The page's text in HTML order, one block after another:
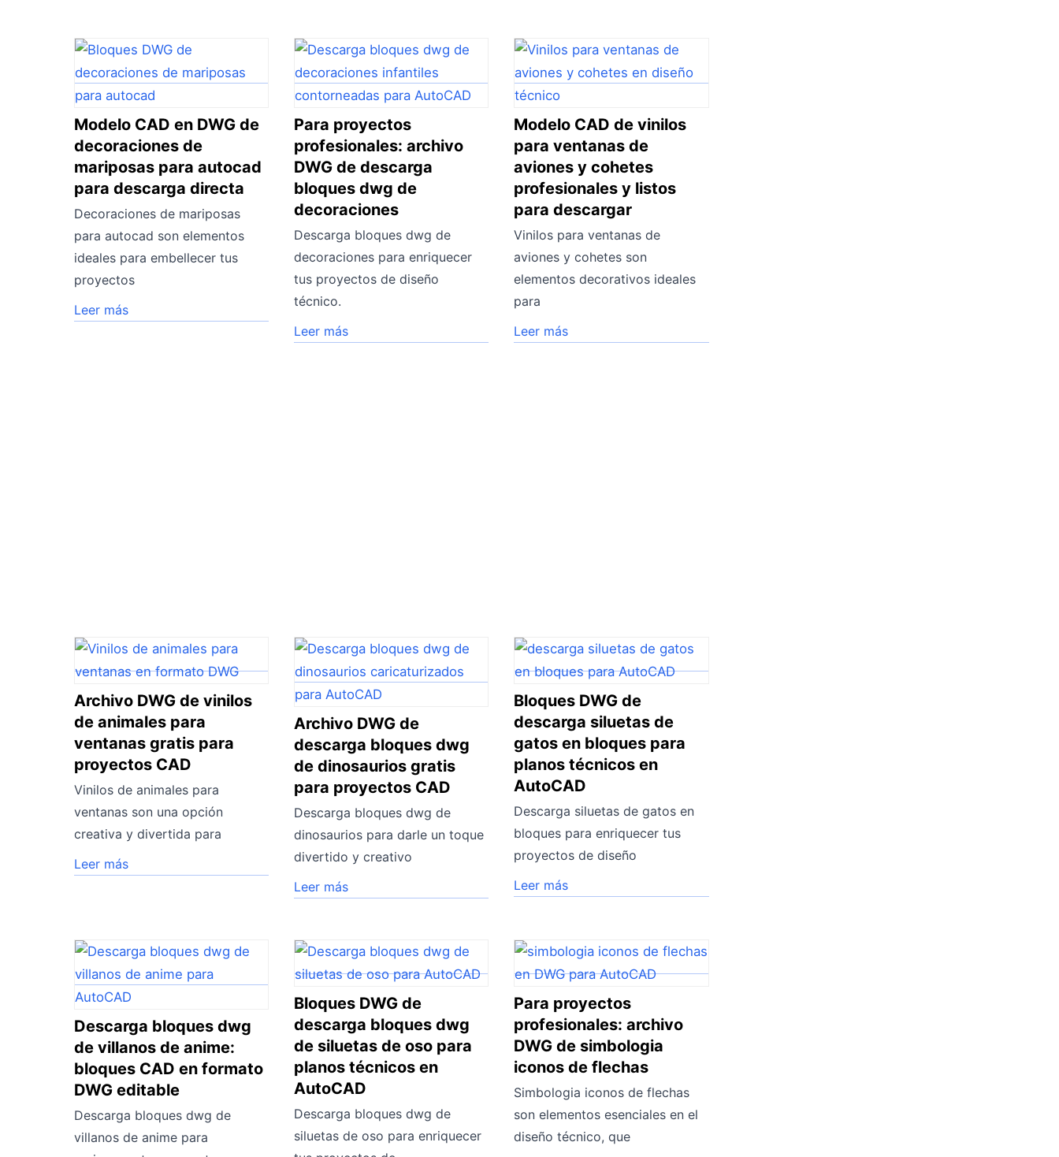
Modelo CAD en DWG de
decoraciones de
mariposas para autocad
para descarga directa
Decoraciones de mariposas
para autocad son elementos
ideales para embellecer tus
proyectos
Leer más
Para proyectos
profesionales: archivo
DWG de descarga
bloques dwg de
decoraciones
Descarga bloques dwg de
decoraciones para enriquecer
tus proyectos de diseño
técnico.
Leer más
Modelo CAD de vinilos
para ventanas de
aviones y cohetes
profesionales y listos
para descargar
Vinilos para ventanas de
aviones y cohetes son
elementos decorativos ideales
para
Leer más
Archivo DWG de vinilos
de animales para
ventanas gratis para
proyectos CAD
Vinilos de animales para
ventanas son una opción
creativa y divertida para
Leer más
Archivo DWG de
descarga bloques dwg
de dinosaurios gratis
para proyectos CAD
Descarga bloques dwg de
dinosaurios para darle un toque
divertido y creativo
Leer más
Bloques DWG de
descarga siluetas de
gatos en bloques para
planos técnicos en
AutoCAD
Descarga siluetas de gatos en
bloques para enriquecer tus
proyectos de diseño
Leer más
Descarga bloques dwg
de villanos de anime:
bloques CAD en formato
DWG editable
Descarga bloques dwg de
villanos de anime para
Bloques DWG de
descarga bloques dwg
de siluetas de oso para
planos técnicos en
AutoCAD
Descarga bloques dwg de
siluetas de oso para enriquecer
Para proyectos
profesionales: archivo
DWG de simbologia
iconos de flechas
Simbologia iconos de flechas
son elementos esenciales en el
diseño técnico, que